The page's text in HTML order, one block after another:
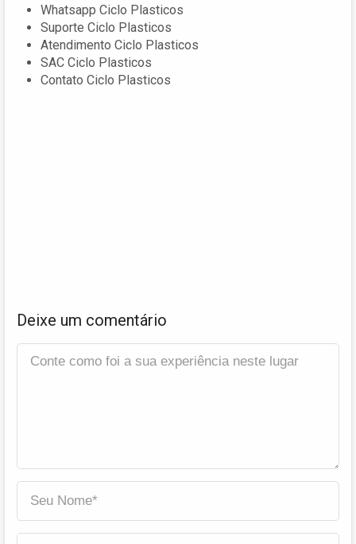
Whatsapp Ciclo Plasticos
Suporte Ciclo Plasticos
Atendimento Ciclo Plasticos
SAC Ciclo Plasticos
Contato Ciclo Plasticos
Deixe um comentário